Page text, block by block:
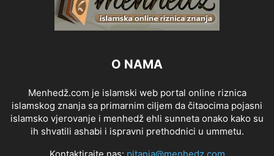
O NAMA
Menhedž.com je islamski web portal online riznica
islamskog znanja sa primarnim ciljem da čitaocima pojasni
islamsko vjerovanje i menhedž ehli sunneta onako kako su
ih shvatili ashabi i ispravni prethodnici u ummetu.